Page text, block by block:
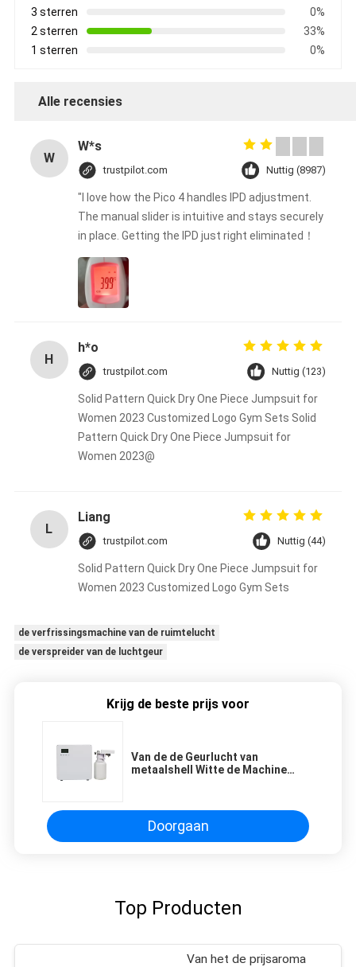
3 sterren
0%
2 sterren
33%
1 sterren
0%
Alle recensies
W
W*s
trustpilot.com Nuttig (8987)
"I love how the Pico 4 handles IPD adjustment.
The manual slider is intuitive and stays securely
in place. Getting the IPD just right eliminated！
H
h*o
trustpilot.com Nuttig (123)
Solid Pattern Quick Dry One Piece Jumpsuit for
Women 2023 Customized Logo Gym Sets Solid
Pattern Quick Dry One Piece Jumpsuit for
Women 2023@
L
Liang
trustpilot.com Nuttig (44)
Solid Pattern Quick Dry One Piece Jumpsuit for
Women 2023 Customized Logo Gym Sets
de verfrissingsmachine van de ruimtelucht
de verspreider van de luchtgeur
Krijg de beste prijs voor
Van de de Geurlucht van
metaalshell Witte de Machine
Doorgaan
Top Producten
Van het de prijsaroma